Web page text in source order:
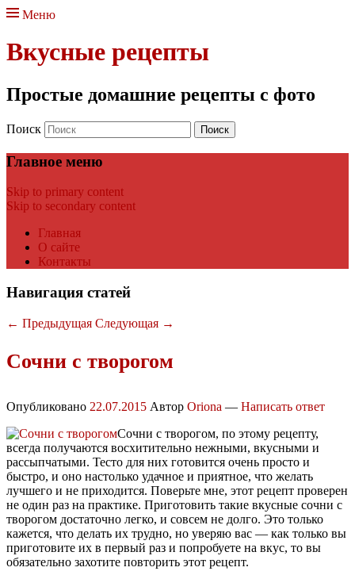
Меню
Вкусные рецепты
Простые домашние рецепты с фото
Поиск
Главное меню
Skip to primary content
Skip to secondary content
Главная
О сайте
Контакты
Навигация статей
← Предыдущая Следующая →
Сочни с творогом
Опубликовано 22.07.2015 Автор Oriona — Написать ответ
Сочни с творогом, по этому рецепту,
всегда получаются восхитительно нежными, вкусными и
рассыпчатыми. Тесто для них готовится очень просто и
быстро, и оно настолько удачное и приятное, что желать
лучшего и не приходится. Поверьте мне, этот рецепт проверен
не один раз на практике. Приготовить такие вкусные сочни с
творогом достаточно легко, и совсем не долго. Это только
кажется, что делать их трудно, но уверяю вас — как только вы
приготовите их в первый раз и попробуете на вкус, то вы
обязательно захотите повторить этот рецепт.